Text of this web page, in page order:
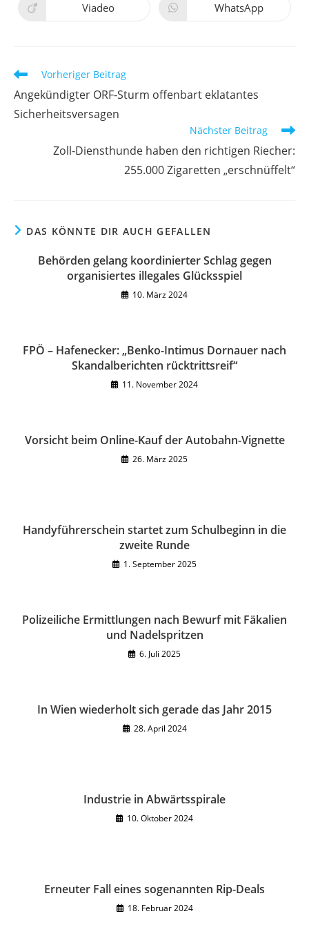
Viadeo WhatsApp
Vorheriger Beitrag
Angekündigter ORF-Sturm offenbart eklatantes
Sicherheitsversagen
Nächster Beitrag
Zoll-Diensthunde haben den richtigen Riecher:
255.000 Zigaretten „erschnüffelt“
DAS KÖNNTE DIR AUCH GEFALLEN
Behörden gelang koordinierter Schlag gegen
organisiertes illegales Glücksspiel
10. März 2024
FPÖ – Hafenecker: „Benko-Intimus Dornauer nach
Skandalberichten rücktrittsreif“
11. November 2024
Vorsicht beim Online-Kauf der Autobahn-Vignette
26. März 2025
Handyführerschein startet zum Schulbeginn in die
zweite Runde
1. September 2025
Polizeiliche Ermittlungen nach Bewurf mit Fäkalien
und Nadelspritzen
6. Juli 2025
In Wien wiederholt sich gerade das Jahr 2015
28. April 2024
Industrie in Abwärtsspirale
10. Oktober 2024
Erneuter Fall eines sogenannten Rip-Deals
18. Februar 2024